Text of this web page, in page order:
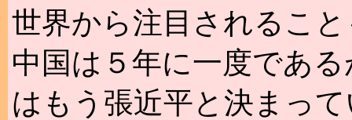
世界から注目されるこ
中国は５年に一度であ
はもう張近平と決まっ